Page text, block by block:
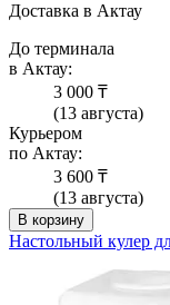
Доставка в Актау
До терминала
в Актау:
3 000 ₸
(13 августа)
Курьером
по Актау:
3 600 ₸
(13 августа)
В корзину
Настольный кулер